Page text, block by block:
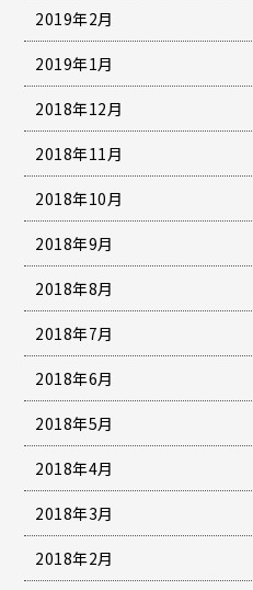
2019年2月
2019年1月
2018年12月
2018年11月
2018年10月
2018年9月
2018年8月
2018年7月
2018年6月
2018年5月
2018年4月
2018年3月
2018年2月